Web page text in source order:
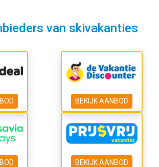
van skivakanties
BEKIJK AANBOD
BEKIJK AANBOD